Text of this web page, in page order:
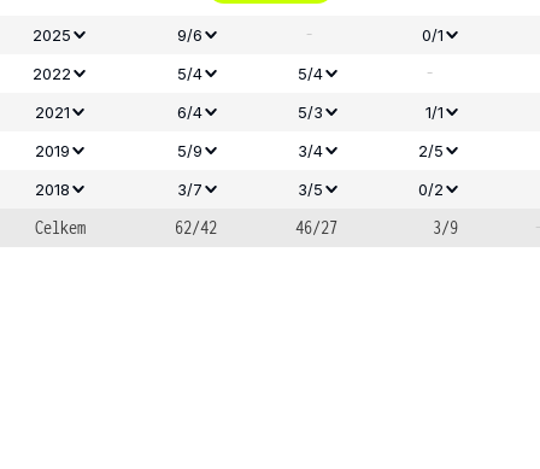
2025 9/6 -
0/1
2022
5/4 5/4 -
2021 6/4 5/3
1/1
2019
5/9 3/4
2/5
2018
3/7 3/5 0/2
Celkem 62/42 46/27 3/9